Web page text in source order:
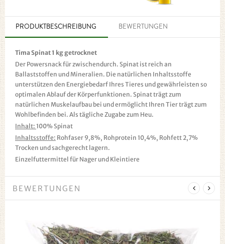
PRODUKTBESCHREIBUNG BEWERTUNGEN
Tima Spinat 1 kg getrocknet
Der Powersnack für zwischendurch. Spinat ist reich an
Ballaststoffen und Mineralien. Die natürlichen Inhaltsstoffe
unterstützen den Energiebedarf Ihres Tieres und gewährleisten so
optimalen Ablauf der Körperfunktionen. Spinat trägt zum
natürlichen Muskelaufbau bei und ermöglicht Ihren Tier trägt zum
Wohlbefinden bei. Als tägliche Zugabe zum Heu.
Inhalt: 100% Spinat
Inhaltsstoffe: Rohfaser 9,8%, Rohprotein 10,4%, Rohfett 2,7%
Trocken und sachgerecht lagern.
Einzelfuttermittel für Nager und Kleintiere
BEWERTUNGEN